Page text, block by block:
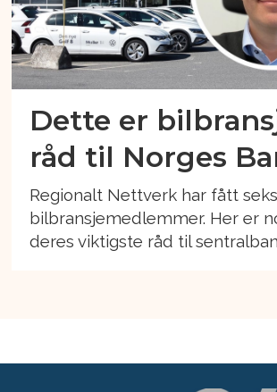
Dette er
råd til Norges
Regionalt Nettverk har fått
bilbransjemedlemmer. Her er
deres viktigste råd til